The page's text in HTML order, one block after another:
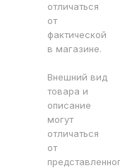
отличаться
от
фактической
в магазине.
Внешний вид
товара и
описание
могут
отличаться
от